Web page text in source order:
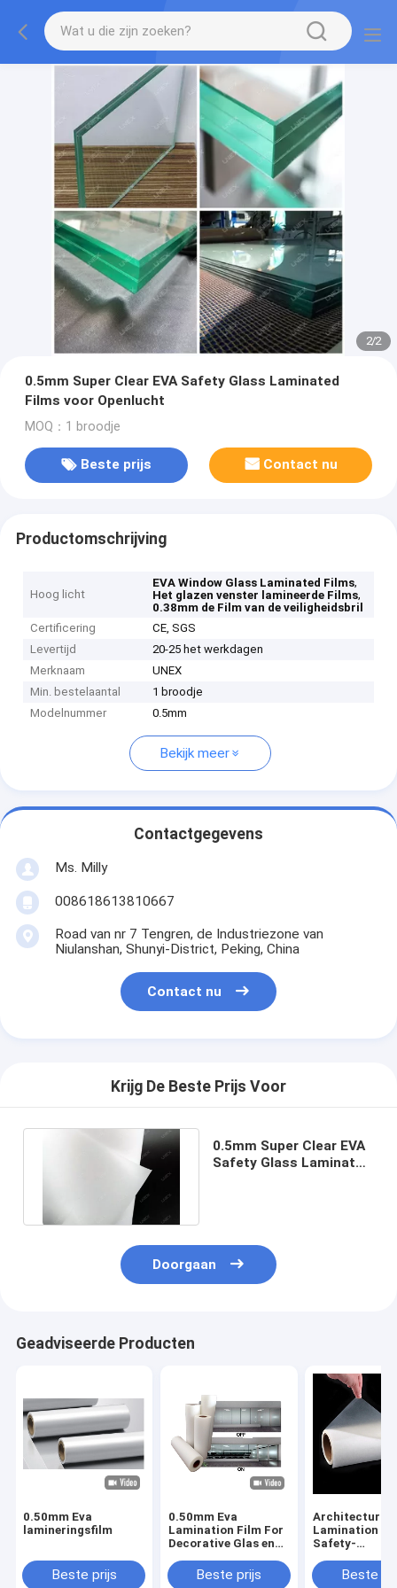
2/2
0.5mm Super Clear EVA Safety Glass Laminated
Films voor Openlucht
MOQ：1 broodje
Beste prijs Contact nu
Productomschrijving
Hoog licht
EVA Window Glass Laminated Films,
Het glazen venster lamineerde Films,
0.38mm de Film van de veiligheidsbril
Certificering
CE, SGS
Levertijd
20-25 het werkdagen
Merknaam
UNEX
Min. bestelaantal
1 broodje
Modelnummer
0.5mm
Bekijk meer
Contactgegevens
Ms. Milly
008618613810667
Road van nr 7 Tengren, de Industriezone van
Niulanshan, Shunyi-District, Peking, China
Contact nu
Krijg De Beste Prijs Voor
0.5mm Super Clear EVA
Safety Glass Laminated
Doorgaan
Geadviseerde Producten
0.50mm Eva
lamineringsfilm
Beste prijs
0.50mm Eva
Lamination Film For
Decorative Glas en
Beste prijs
Architecturale
Lamination
Safety-
Beste